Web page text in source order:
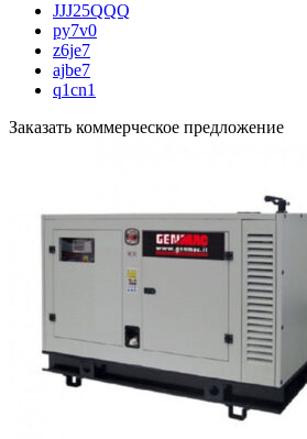
JJJ25QQQ
py7v0
z6je7
ajbe7
q1cn1
Заказать коммерческое предложение